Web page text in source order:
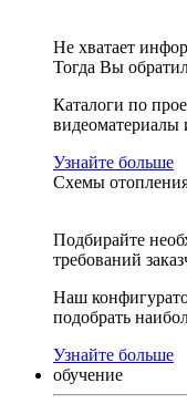
Не хватает
Тогда Вы
Каталоги по
видеоматериалы
Узнайте больше
Схемы
Подбирайте
требований
Наш
подобрать
Узнайте больше
обучение